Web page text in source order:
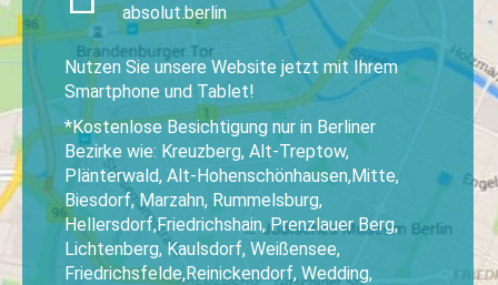
absolut.berlin
Nutzen Sie unsere Website jetzt mit Ihrem
Smartphone und Tablet!
*Kostenlose Besichtigung nur in Berliner
Bezirke wie: Kreuzberg, Alt-Treptow,
Plänterwald, Alt-Hohenschönhausen,Mitte,
Biesdorf, Marzahn, Rummelsburg,
Hellersdorf,Friedrichshain, Prenzlauer Berg,
Lichtenberg, Kaulsdorf, Weißensee,
Friedrichsfelde,Reinickendorf, Wedding,